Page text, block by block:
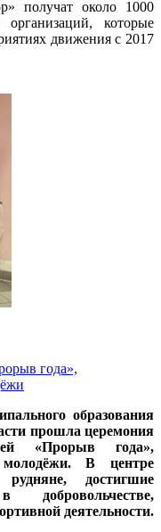
получат около 1000
организаций, которые
движения с 2017
года»,
образования
прошла церемония
«Прорыв года»,
молодёжи.В центре
достигшие
добровольчестве,
деятельности.